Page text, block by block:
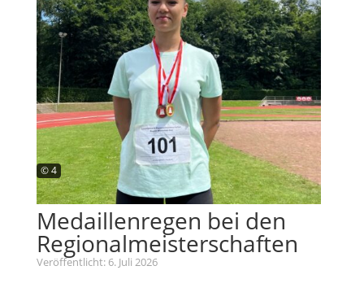
© 4
Medaillenregen bei den
Regionalmeisterschaften
Veröffentlicht: 6. Juli 2026